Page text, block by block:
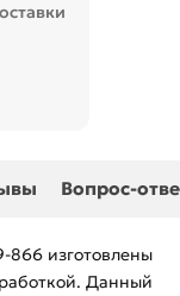
Вопрос-
866 изготовлены
Данный